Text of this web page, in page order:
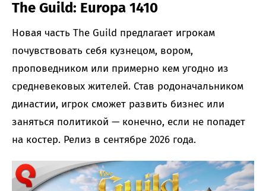
The Guild: Europa 1410
Новая часть The Guild предлагает игрокам
почувствовать себя кузнецом, вором,
проповедником или примерно кем угодно из
средневековых жителей. Став родоначальником
династии, игрок сможет развить бизнес или
заняться политикой — конечно, если не попадет
на костер. Релиз в сентябре 2026 года.